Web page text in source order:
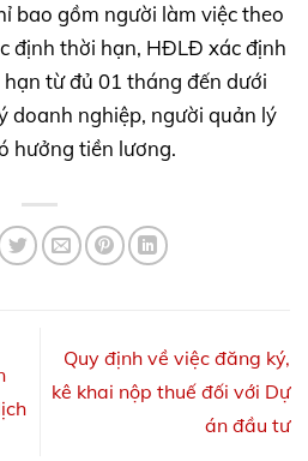
bao gồm người làm việc theo
định thời hạn, HĐLĐ xác định
từ đủ 01 tháng đến dưới
doanh nghiệp, người quản lý
hưởng tiền lương.
Quy định về việc đăng ký,
kê khai nộp thuế đối với Dự
án đầu tư